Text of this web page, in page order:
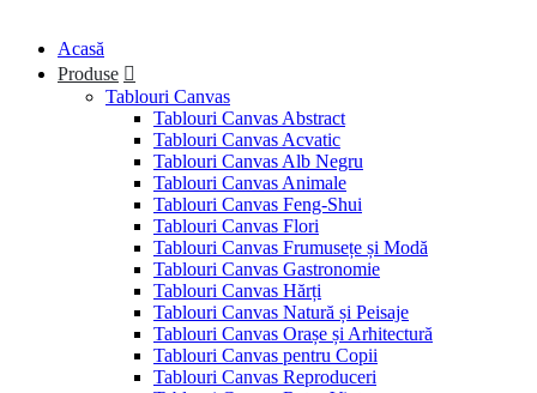
Acasă
Produse
Tablouri Canvas
Tablouri Canvas Abstract
Tablouri Canvas Acvatic
Tablouri Canvas Alb Negru
Tablouri Canvas Animale
Tablouri Canvas Feng-Shui
Tablouri Canvas Flori
Tablouri Canvas Frumusețe și Modă
Tablouri Canvas Gastronomie
Tablouri Canvas Hărți
Tablouri Canvas Natură și Peisaje
Tablouri Canvas Orașe și Arhitectură
Tablouri Canvas pentru Copii
Tablouri Canvas Reproduceri